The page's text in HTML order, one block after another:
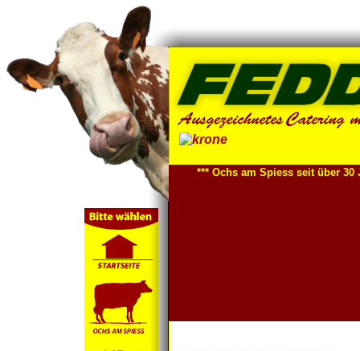
*** Ochs am Spiess seit über 30